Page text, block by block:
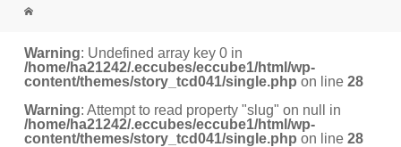
Warning: Undefined array key 0 in
/home/ha21242/.eccubes/eccube1/html/wp-
content/themes/story_tcd041/single.php on line28
Warning: Attempt to read property "slug" on null in
/home/ha21242/.eccubes/eccube1/html/wp-
content/themes/story_tcd041/single.php on line28